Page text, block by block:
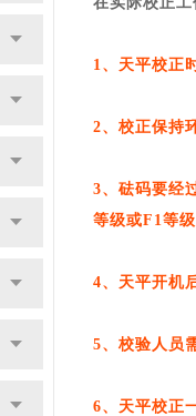
1、天平校正
2、校正保持
3、砝码要经
等级或F1等
4、天平开机
5、校验人员
6、天平校正